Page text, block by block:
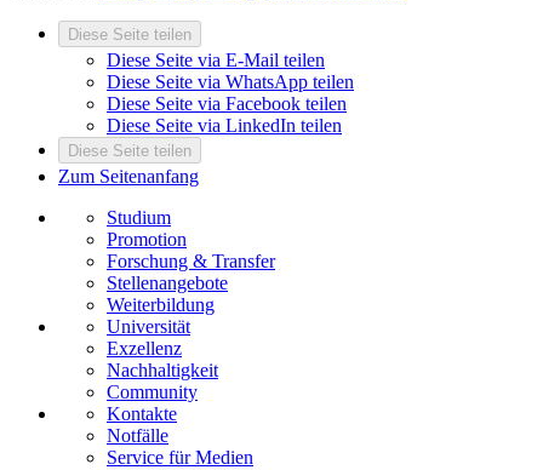
Diese Seite teilen
Diese Seite via E-Mail teilen
Diese Seite via WhatsApp teilen
Diese Seite via Facebook teilen
Diese Seite via LinkedIn teilen
Diese Seite teilen
Zum Seitenanfang
Studium
Promotion
Forschung & Transfer
Stellenangebote
Weiterbildung
Universität
Exzellenz
Nachhaltigkeit
Community
Kontakte
Notfälle
Service für Medien